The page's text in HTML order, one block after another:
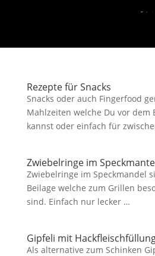
Start
Fotos
Brot
Rezepte für Snacks
Snacks oder auch Fingerfood
Mahlzeiten welche Du vor dem
kannst oder einfach für
Zwiebelringe im
Zwiebelringe im Speckmandel
Beilage welche zum Grillen
sind. Einfach nur lecker …
Gipfeli mit
Als alternative zum Schinken